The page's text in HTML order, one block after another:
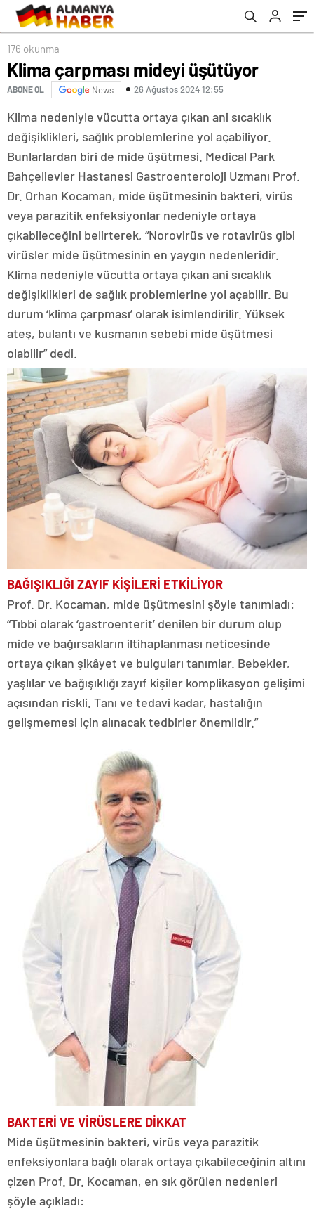
176 okunma
Klima çarpması mideyi üşütüyor
ABONE OL News 26 Ağustos 2024 12:55
Klima nedeniyle vücutta ortaya çıkan ani sıcaklık
değişiklikleri, sağlık problemlerine yol açabiliyor.
Bunlarlardan biri de mide üşütmesi. Medical Park
Bahçelievler Hastanesi Gastroenteroloji Uzmanı Prof.
Dr. Orhan Kocaman, mide üşütmesinin bakteri, virüs
veya parazitik enfeksiyonlar nedeniyle ortaya
çıkabileceğini belirterek, “Norovirüs ve rotavirüs gibi
virüsler mide üşütmesinin en yaygın nedenleridir.
Klima nedeniyle vücutta ortaya çıkan ani sıcaklık
değişiklikleri de sağlık problemlerine yol açabilir. Bu
durum ‘klima çarpması’ olarak isimlendirilir. Yüksek
ateş, bulantı ve kusmanın sebebi mide üşütmesi
olabilir” dedi.
BAĞIŞIKLIĞI ZAYIF KİŞİLERİ ETKİLİYOR
Prof. Dr. Kocaman, mide üşütmesini şöyle tanımladı:
“Tıbbi olarak ‘gastroenterit’ denilen bir durum olup
mide ve bağırsakların iltihaplanması neticesinde
ortaya çıkan şikâyet ve bulguları tanımlar. Bebekler,
yaşlılar ve bağışıklığı zayıf kişiler komplikasyon gelişimi
açısından riskli. Tanı ve tedavi kadar, hastalığın
gelişmemesi için alınacak tedbirler önemlidir.”
BAKTERİ VE VİRÜSLERE DİKKAT
Mide üşütmesinin bakteri, virüs veya parazitik
enfeksiyonlara bağlı olarak ortaya çıkabileceğinin altını
çizen Prof. Dr. Kocaman, en sık görülen nedenleri
şöyle açıkladı: